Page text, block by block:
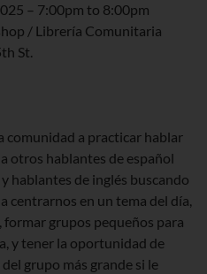
– 7:00pm to 8:00pm
/ Librería Comunitaria
St.
comunidad a practicar hablar
otros hablantes de español
hablantes de inglés buscando
centrarnos en un tema del día,
grupos pequeños para
y tener la oportunidad de
grupo más grande si le